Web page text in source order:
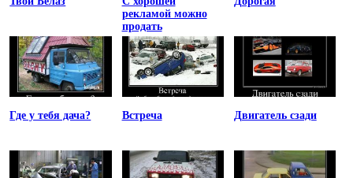
рекламой можно
продать
Где у тебя дача? Встреча Двигатель сзади